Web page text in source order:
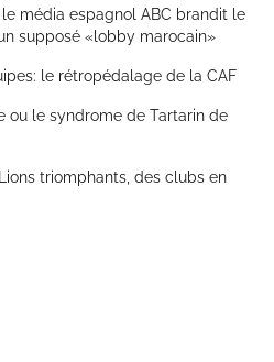
média espagnol ABC brandit le
supposé «lobby marocain»
le rétropédalage de la CAF
ou le syndrome de Tartarin de
triomphants, des clubs en